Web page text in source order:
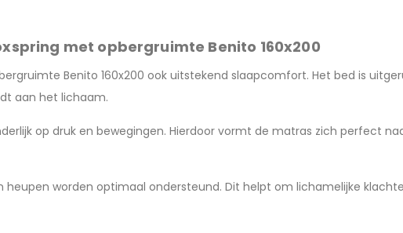
met opbergruimte Benito 160x200
Benito 160x200 ook uitstekend slaapcomfort. Het bed is
aan het lichaam.
op druk en bewegingen. Hierdoor vormt de matras zich perfect
heupen worden optimaal ondersteund. Dit helpt om lichamelijke